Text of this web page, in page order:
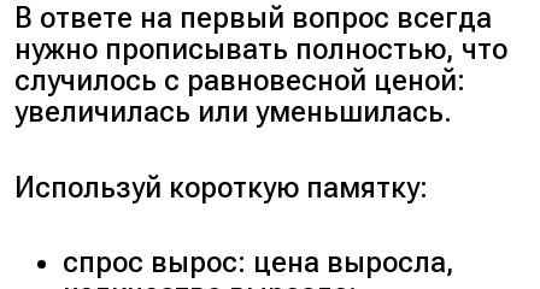
В ответе на первый вопрос всегда
нужно прописывать полностью, что
случилось с равновесной ценой:
увеличилась или уменьшилась.
Используй короткую памятку:
спрос вырос: цена выросла,